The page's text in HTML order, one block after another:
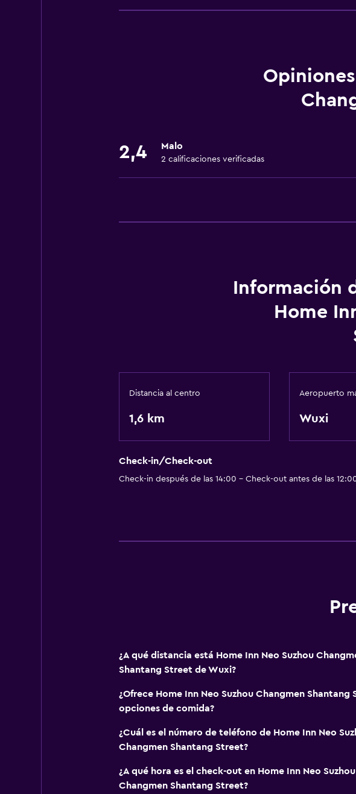
Instalaciones para reuniones
2,4 Malo
2 calificaciones verificadas
Información
Home
Distancia al centro
1,6 km
Aeropuerto
Wuxi
Check-in/Check-out
Check-in después de las 14:00 - Check-out antes de las
¿A qué distancia está Home Inn Neo Suzhou
Shantang Street de Wuxi?
¿Ofrece Home Inn Neo Suzhou Changmen Shantang
opciones de comida?
¿Cuál es el número de teléfono de Home Inn Neo
Changmen Shantang Street?
¿A qué hora es el check-out en Home Inn Neo Suzhou
Changmen Shantang Street?